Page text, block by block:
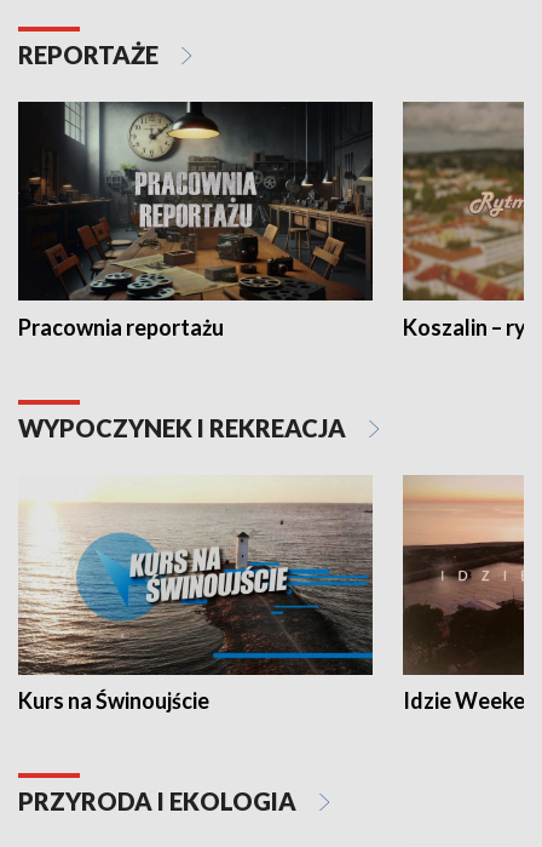
REPORTAŻE
Pracownia reportażu Koszalin –
WYPOCZYNEK I REKREACJA
Kurs na Świnoujście Idzie
PRZYRODA I EKOLOGIA